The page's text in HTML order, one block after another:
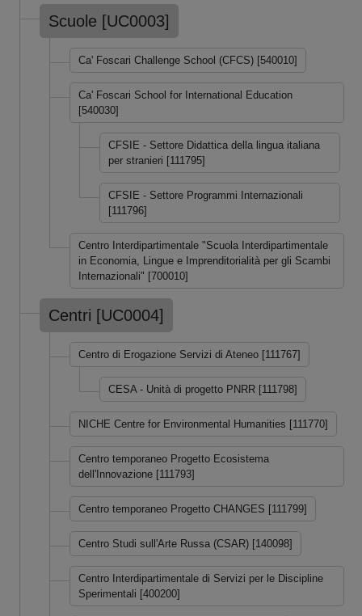
Scuole [UC0003]
Ca' Foscari Challenge School (CFCS) [540010]
Ca' Foscari School for International Education
[540030]
CFSIE - Settore Didattica della lingua italiana
per stranieri [111795]
CFSIE - Settore Programmi Internazionali
[111796]
Centro Interdipartimentale "Scuola Interdipartimentale
in Economia, Lingue e Imprenditorialità per gli Scambi
Internazionali" [700010]
Centri [UC0004]
Centro di Erogazione Servizi di Ateneo [111767]
CESA - Unità di progetto PNRR [111798]
NICHE Centre for Environmental Humanities [111770]
Centro temporaneo Progetto Ecosistema
dell'Innovazione [111793]
Centro temporaneo Progetto CHANGES [111799]
Centro Studi sull'Arte Russa (CSAR) [140098]
Centro Interdipartimentale di Servizi per le Discipline
Sperimentali [400200]